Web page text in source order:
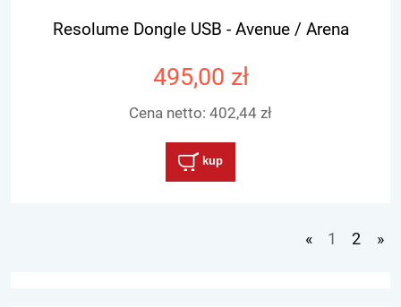
Resolume Dongle USB - Avenue / Arena
495,00 zł
Cena netto: 402,44 zł
kup
« 1 2 »